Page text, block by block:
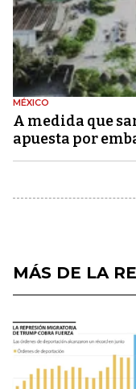
MÉXICO
A medida que
apuesta por
MÁS DE LA